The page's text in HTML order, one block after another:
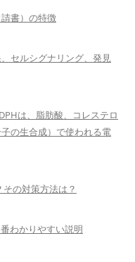
書）の特徴
セルシグナリング、発見
は、脂肪酸、コレステロ
の生合成）で使われる電
その対策方法は？
わかりやすい説明